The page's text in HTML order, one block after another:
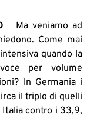
Ma veniamo ad
Come mai
quando la
per volume
ln Germania i
il triplo di quelli
contro i 33,9,